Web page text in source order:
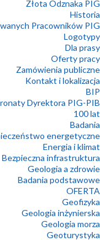
Złota Odznaka PIG
Historia
Pracowników PIG
Logotypy
Dla prasy
Oferty pracy
Zamówienia publiczne
Kontakt i lokalizacja
BIP
Dyrektora PIG-PIB
100 lat
Badania
energetyczne
Energia i klimat
Bezpieczna infrastruktura
Geologia a zdrowie
Badania podstawowe
OFERTA
Geofizyka
Geologia inżynierska
Geologia morza
Geoturystyka